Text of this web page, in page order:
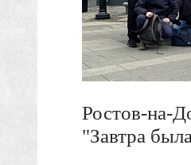
Ростов-на-
"Завтра